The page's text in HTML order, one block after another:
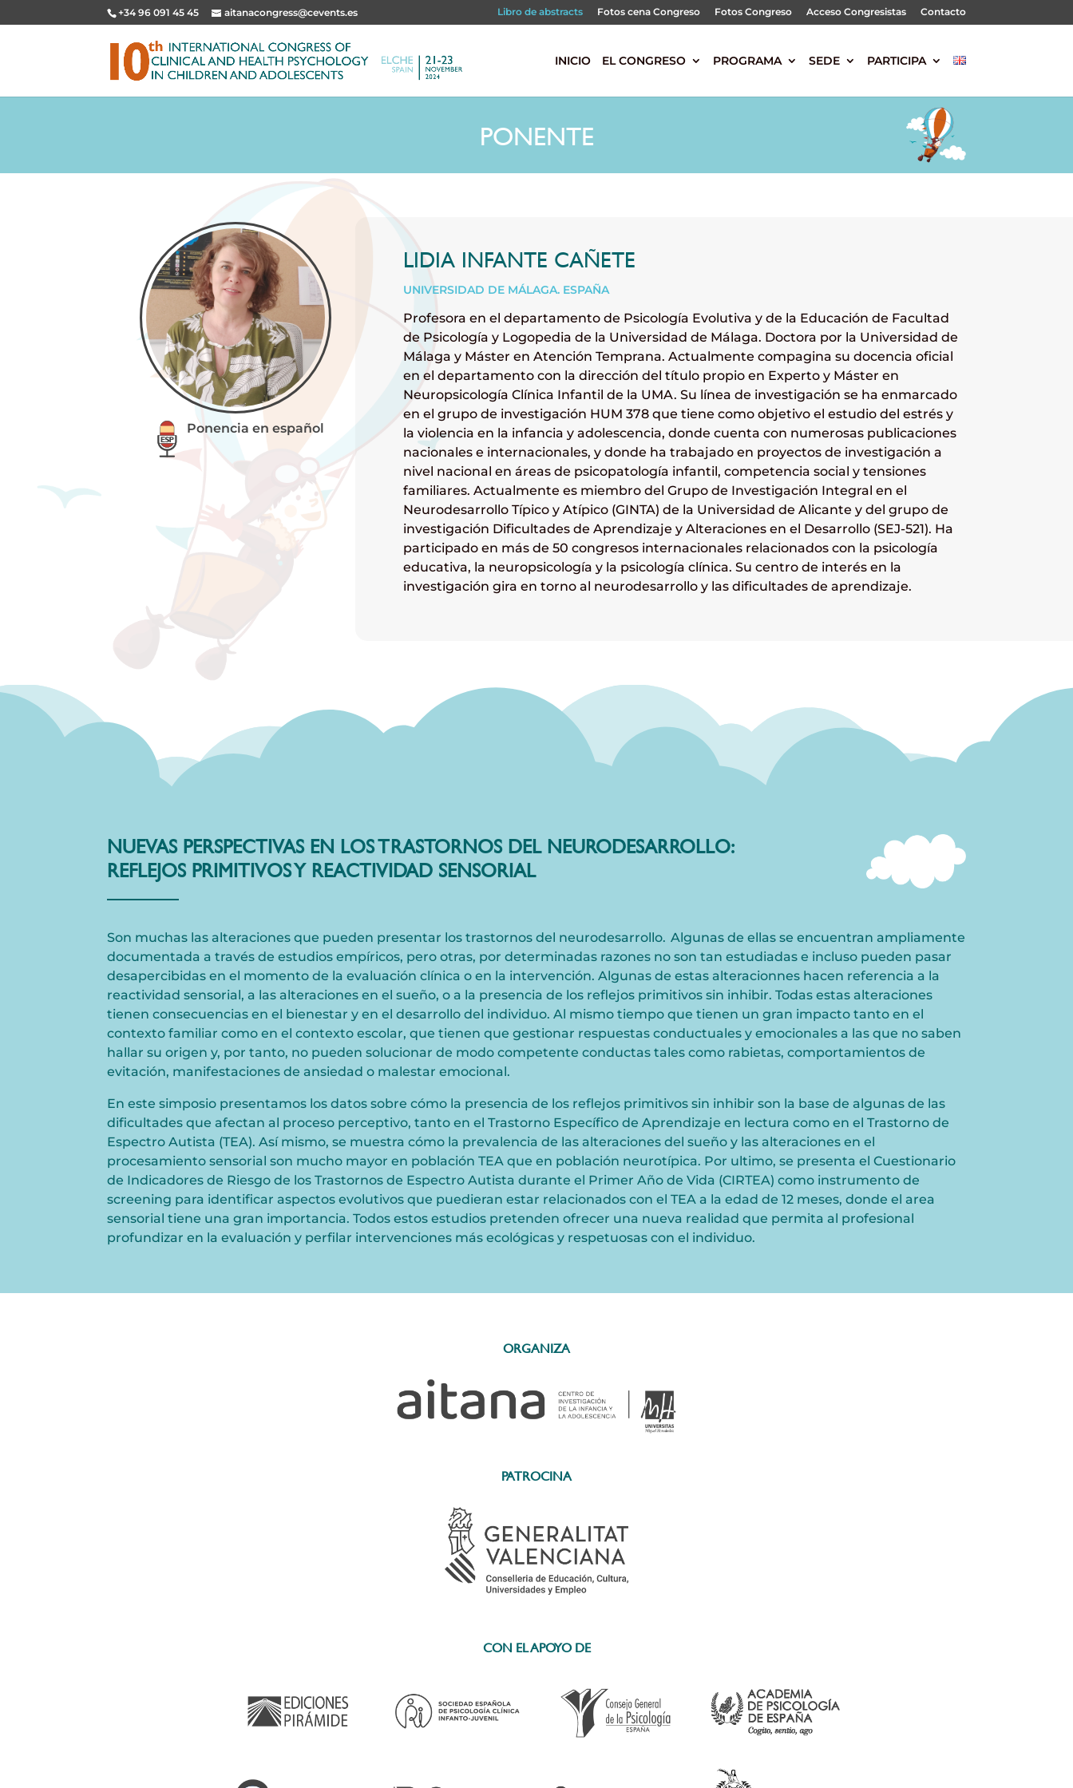
+34 96 091 45 45 aitanacongress@cevents.es Libro de abstracts Fotos cena Congreso Fotos Congreso Acceso Congresistas Contacto
INICIO EL CONGRESO PROGRAMA SEDE PARTICIPA
PONENTE
Ponencia en español
LIDIA INFANTE CAÑETE
UNIVERSIDAD DE MÁLAGA. ESPAÑA
Profesora en el departamento de Psicología Evolutiva y de la Educación de Facultad
de Psicología y Logopedia de la Universidad de Málaga. Doctora por la Universidad de
Málaga y Máster en Atención Temprana. Actualmente compagina su docencia oficial
en el departamento con la dirección del título propio en Experto y Máster en
Neuropsicología Clínica Infantil de la UMA. Su línea de investigación se ha enmarcado
en el grupo de investigación HUM 378 que tiene como objetivo el estudio del estrés y
la violencia en la infancia y adolescencia, donde cuenta con numerosas publicaciones
nacionales e internacionales, y donde ha trabajado en proyectos de investigación a
nivel nacional en áreas de psicopatología infantil, competencia social y tensiones
familiares. Actualmente es miembro del Grupo de Investigación Integral en el
Neurodesarrollo Típico y Atípico (GINTA) de la Universidad de Alicante y del grupo de
investigación Dificultades de Aprendizaje y Alteraciones en el Desarrollo (SEJ-521). Ha
participado en más de 50 congresos internacionales relacionados con la psicología
educativa, la neuropsicología y la psicología clínica. Su centro de interés en la
investigación gira en torno al neurodesarrollo y las dificultades de aprendizaje.
NUEVAS PERSPECTIVAS EN LOS TRASTORNOS DEL NEURODESARROLLO:
REFLEJOS PRIMITIVOS Y REACTIVIDAD SENSORIAL
Son muchas las alteraciones que pueden presentar los trastornos del neurodesarrollo. Algunas de ellas se encuentran ampliamente
documentada a través de estudios empíricos, pero otras, por determinadas razones no son tan estudiadas e incluso pueden pasar
desapercibidas en el momento de la evaluación clínica o en la intervención. Algunas de estas alteracionnes hacen referencia a la
reactividad sensorial, a las alteraciones en el sueño, o a la presencia de los reflejos primitivos sin inhibir. Todas estas alteraciones
tienen consecuencias en el bienestar y en el desarrollo del individuo. Al mismo tiempo que tienen un gran impacto tanto en el
contexto familiar como en el contexto escolar, que tienen que gestionar respuestas conductuales y emocionales a las que no saben
hallar su origen y, por tanto, no pueden solucionar de modo competente conductas tales como rabietas, comportamientos de
evitación, manifestaciones de ansiedad o malestar emocional.
En este simposio presentamos los datos sobre cómo la presencia de los reflejos primitivos sin inhibir son la base de algunas de las
dificultades que afectan al proceso perceptivo, tanto en el Trastorno Específico de Aprendizaje en lectura como en el Trastorno de
Espectro Autista (TEA). Así mismo, se muestra cómo la prevalencia de las alteraciones del sueño y las alteraciones en el
procesamiento sensorial son mucho mayor en población TEA que en población neurotípica. Por ultimo, se presenta el Cuestionario
de Indicadores de Riesgo de los Trastornos de Espectro Autista durante el Primer Año de Vida (CIRTEA) como instrumento de
screening para identificar aspectos evolutivos que puedieran estar relacionados con el TEA a la edad de 12 meses, donde el area
sensorial tiene una gran importancia. Todos estos estudios pretenden ofrecer una nueva realidad que permita al profesional
profundizar en la evaluación y perfilar intervenciones más ecológicas y respetuosas con el individuo.
ORGANIZA
PATROCINA
CON EL APOYO DE